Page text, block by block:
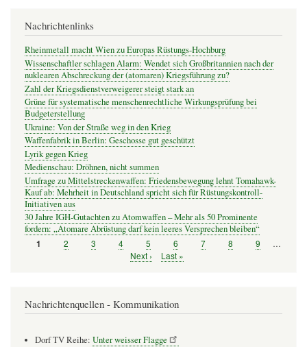
Nachrichtenlinks
Rheinmetall macht Wien zu Europas Rüstungs-Hochburg
Wissenschaftler schlagen Alarm: Wendet sich Großbritannien nach der
nuklearen Abschreckung der (atomaren) Kriegsführung zu?
Zahl der Kriegsdienstverweigerer steigt stark an
Grüne für systematische menschenrechtliche Wirkungsprüfung bei
Budgeterstellung
Ukraine: Von der Straße weg in den Krieg
Waffenfabrik in Berlin: Geschosse gut geschützt
Lyrik gegen Krieg
Medienschau: Dröhnen, nicht summen
Umfrage zu Mittelstreckenwaffen: Friedensbewegung lehnt Tomahawk-
Kauf ab: Mehrheit in Deutschland spricht sich für Rüstungskontroll-
Initiativen aus
30 Jahre IGH-Gutachten zu Atomwaffen – Mehr als 50 Prominente
fordern: „Atomare Abrüstung darf kein leeres Versprechen bleiben“
Seitennummerierung
Seite
1 Seite
2 Seite
3 Seite
4 Seite
5 Seite
6 Seite
7 Seite
8 Seite
9
…
Nächste
Next ›
Letzte
Last »
Nachrichtenquellen - Kommunikation
Dorf TV Reihe: Unter weisser Flagge